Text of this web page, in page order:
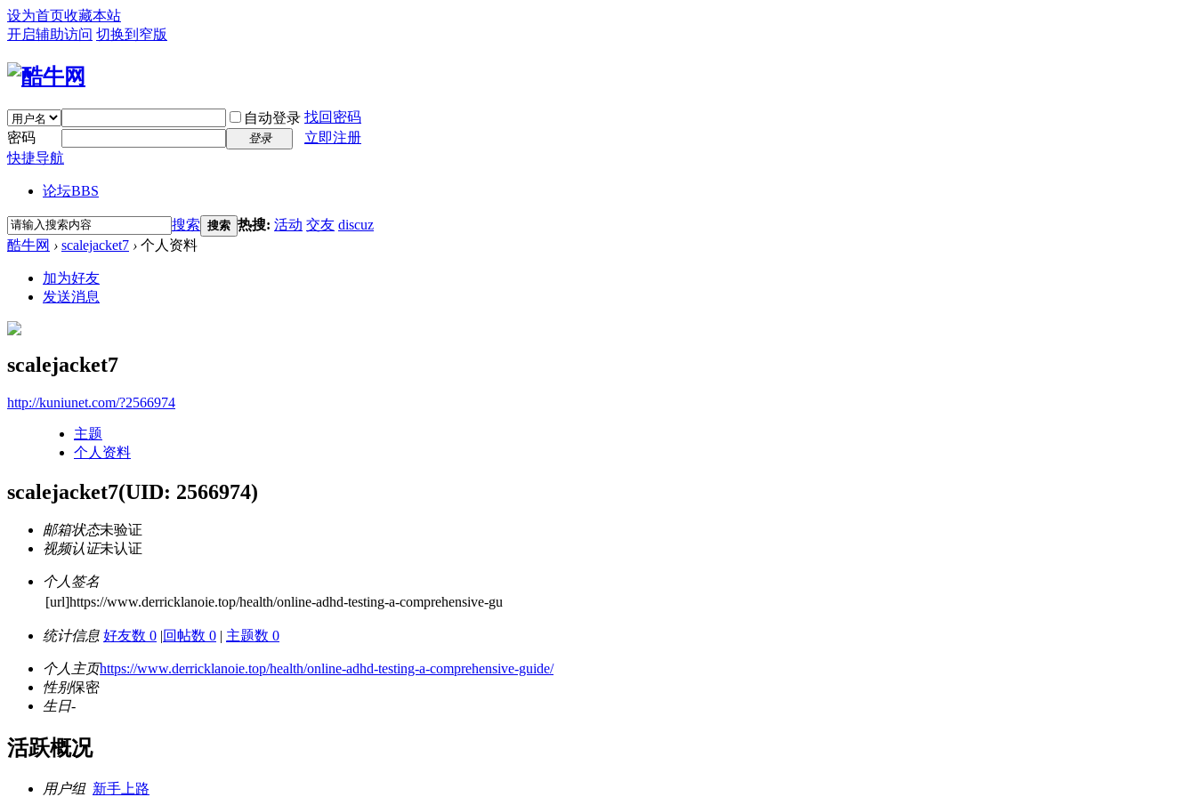
设为首页收藏本站
开启辅助访问 切换到窄版
自动登录 找回密码
密码
登录
立即注册
快捷导航
论坛BBS
搜索 搜索 热搜: 活动 交友 discuz
酷牛网 › scalejacket7 › 个人资料
加为好友
发送消息
scalejacket7
http://kuniunet.com/?2566974
主题
个人资料
scalejacket7(UID: 2566974)
邮箱状态未验证
视频认证未认证
个人签名
[url]https://www.derricklanoie.top/health/online-adhd-testing-a-comprehensive-gu
统计信息 好友数 0 |回帖数 0 | 主题数 0
个人主页https://www.derricklanoie.top/health/online-adhd-testing-a-comprehensive-guide/
性别保密
生日-
活跃概况
用户组 新手上路